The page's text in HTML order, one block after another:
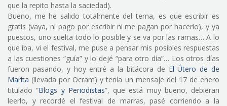
que la repito hasta la saciedad).
Bueno, me he salido totalmente del tema, es que escribir es
gratis (vaya, ni pago por escribir ni me pagan por hacerlo), y ya
puestos, uno suelta todo lo posible y se va por las ramas… A lo
que iba, vi el festival, me puse a pensar mis posibles respuestas
a las cuestiones “guía” y lo dejé “para otro día”… Los otros días
fueron pasando, y hoy entré a la bitácora de El Útero de de
Marita (llevada por Ocram) y tenía un mensaje del 17 de enero
titulado “Blogs y Periodistas”, que está muy bueno, debieran
leerlo, y recordé el festival de marras, pasé corriendo a la